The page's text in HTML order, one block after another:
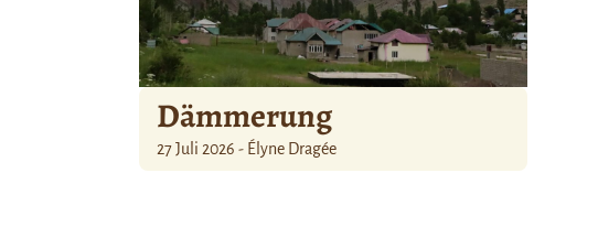
Dämmerung
27 Juli 2026 - Élyne Dragée